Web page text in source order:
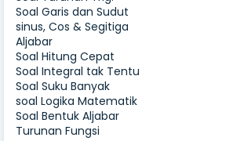
Soal Garis dan Sudut
sinus, Cos & Segitiga
Aljabar
Soal Hitung Cepat
Soal Integral tak Tentu
Soal Suku Banyak
soal Logika Matematik
Soal Bentuk Aljabar
Turunan Fungsi